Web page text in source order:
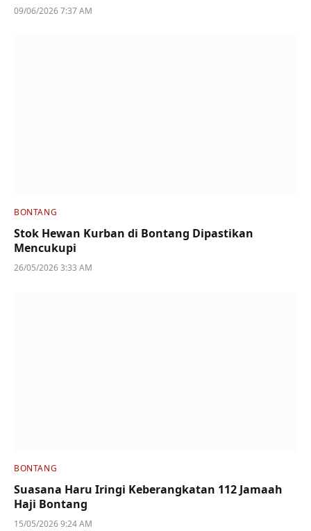
09/06/2026 7:37 AM
BONTANG
Stok Hewan Kurban di Bontang Dipastikan
Mencukupi
26/05/2026 3:33 AM
BONTANG
Suasana Haru Iringi Keberangkatan 112 Jamaah
Haji Bontang
15/05/2026 9:24 AM